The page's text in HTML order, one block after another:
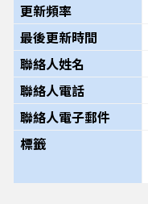
更新頻率
最後更新時間
聯絡人姓名
聯絡人電話
聯絡人電子郵件
標籤